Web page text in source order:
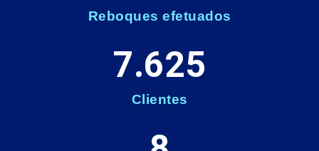
Reboques efetuados
Clientes
7.625